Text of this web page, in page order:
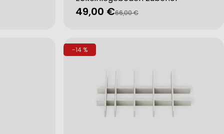
Verkaufspreis
49,00 €
Regulärer66,00 €
-14 %